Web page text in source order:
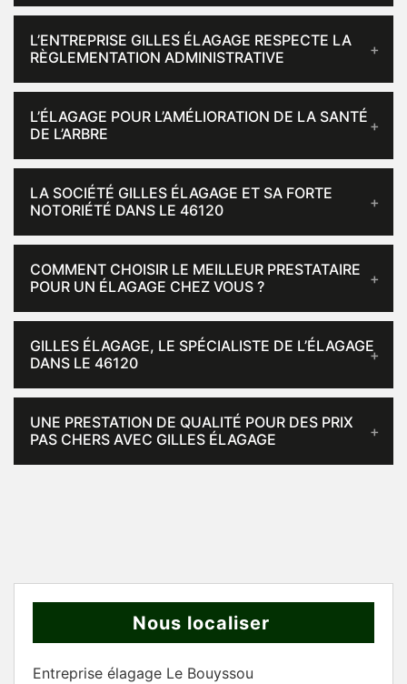
L’ENTREPRISE GILLES ÉLAGAGE RESPECTE LA
RÈGLEMENTATION ADMINISTRATIVE
L’ÉLAGAGE POUR L’AMÉLIORATION DE LA SANTÉ
DE L’ARBRE
LA SOCIÉTÉ GILLES ÉLAGAGE ET SA FORTE
NOTORIÉTÉ DANS LE 46120
COMMENT CHOISIR LE MEILLEUR PRESTATAIRE
POUR UN ÉLAGAGE CHEZ VOUS ?
GILLES ÉLAGAGE, LE SPÉCIALISTE DE L’ÉLAGAGE
DANS LE 46120
UNE PRESTATION DE QUALITÉ POUR DES PRIX
PAS CHERS AVEC GILLES ÉLAGAGE
Nous localiser
Entreprise élagage Le Bouyssou